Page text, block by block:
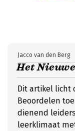
Het
Jacco van den Berg
Dit artikel licht
Beoordelen
dienend
leerklimaat